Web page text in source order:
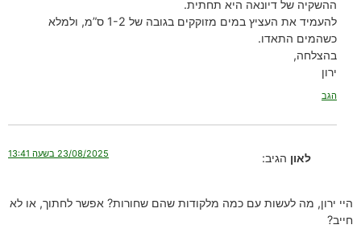
ההשקיה של דיונאה היא תחתית.
להעמיד את העציץ במים מזוקקים בגובה של 1-2 ס”מ, ולמלא
כשהמים התאדו.
בהצלחה,
ירון
הגב
לאון הגיב: 23/08/2025 בשעה 13:41
היי ירון, מה לעשות עם כמה מלקודות שהם שחורות? אפשר לחתוך, או לא
חייב?